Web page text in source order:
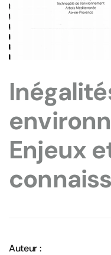
Enjeux
Auteur :